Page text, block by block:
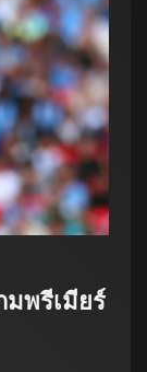
มพรีเมียร์